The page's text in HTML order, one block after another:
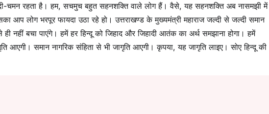
चमन रहता है। हम, सचमुच बहुत सहनशक्ति वाले लोग हैं। वैसे, यह सहनशक्ति अब नासमझी में
आप लोग भरपूर फायदा उठा रहे हो। उत्तराखण्ड के मुख्यमंत्री महाराज जल्दी से जल्दी समान
बचा पाएंगे। हमें हर हिन्दू को जिहाद और जिहादी आतंक का अर्थ समझाना होगा। हमें
आएगी। समान नागरिक संहिता से भी जागृति आएगी। कृपया, यह जागृति लाइए। सोए हिन्दू की